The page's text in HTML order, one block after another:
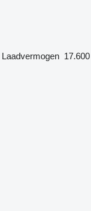
Laadvermogen 17.600